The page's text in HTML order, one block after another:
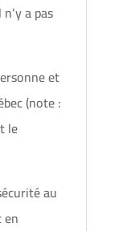
a pas
et
(note :
le
au